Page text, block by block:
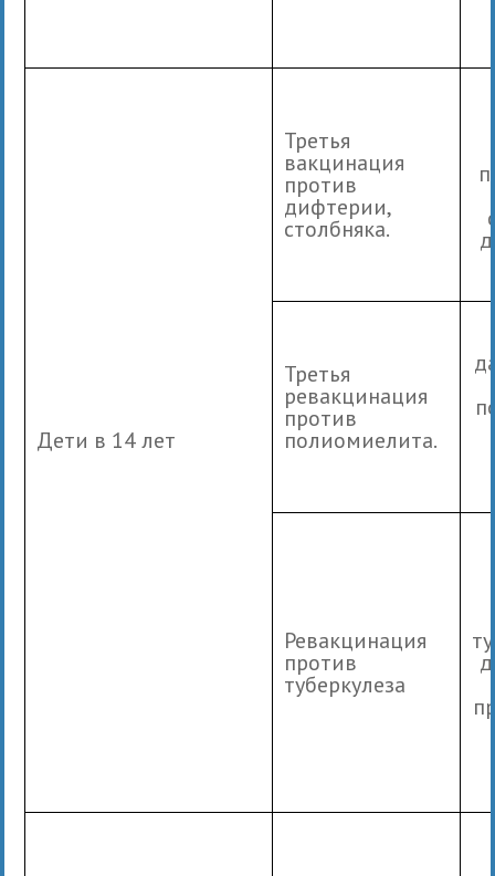
Дети в 14 лет
Третья
вакцинация
против
дифтерии,
столбняка.
Третья
ревакцинация
против
полиомиелита.
Ревакцинация
против
туберкулеза